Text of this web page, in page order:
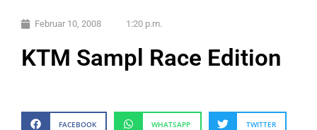
Februar 10, 2008 1:20 p.m.
KTM Sampl Race Edition
FACEBOOK WHATSAPP TWITTER